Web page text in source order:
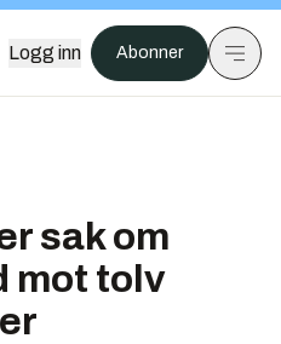
Logg inn Abonner
sak om
mot tolv